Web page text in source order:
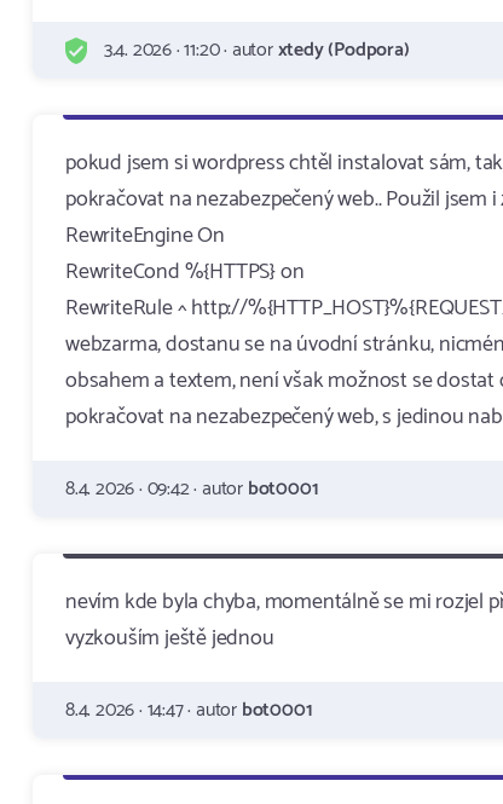
3.4. 2026 · 11:20 · autorxtedy (Podpora)
pokud jsem si wordpress chtěl instalovat sám,
pokračovat na nezabezpečený web.. Použil
RewriteEngine On
RewriteCond %{HTTPS} on
RewriteRule ^ http://
webzarma, dostanu se na úvodní stránku,
obsahem a textem, není však možnost se
pokračovat na nezabezpečený web, s jedinou
8.4. 2026 · 09:42 · autorbot0001
nevím kde byla chyba, momentálně se mi rozjel
vyzkouším ještě jednou
8.4. 2026 · 14:47 · autorbot0001